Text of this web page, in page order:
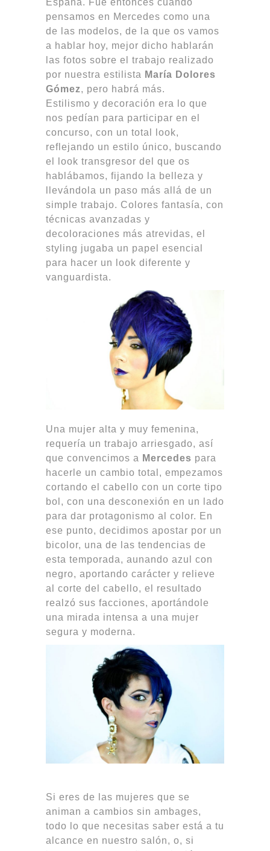
España. Fue entonces cuando
pensamos en Mercedes como una
de las modelos, de la que os vamos
a hablar hoy, mejor dicho hablarán
las fotos sobre el trabajo realizado
por nuestra estilista María Dolores
Gómez, pero habrá más.
Estilismo y decoración era lo que
nos pedían para participar en el
concurso, con un total look,
reflejando un estilo único, buscando
el look transgresor del que os
hablábamos, fijando la belleza y
llevándola un paso más allá de un
simple trabajo. Colores fantasía, con
técnicas avanzadas y
decoloraciones más atrevidas, el
styling jugaba un papel esencial
para hacer un look diferente y
vanguardista.
Una mujer alta y muy femenina,
requería un trabajo arriesgado, así
que convencimos a Mercedes para
hacerle un cambio total, empezamos
cortando el cabello con un corte tipo
bol, con una desconexión en un lado
para dar protagonismo al color. En
ese punto, decidimos apostar por un
bicolor, una de las tendencias de
esta temporada, aunando azul con
negro, aportando carácter y relieve
al corte del cabello, el resultado
realzó sus facciones, aportándole
una mirada intensa a una mujer
segura y moderna.
Si eres de las mujeres que se
animan a cambios sin ambages,
todo lo que necesitas saber está a tu
alcance en nuestro salón, o, si